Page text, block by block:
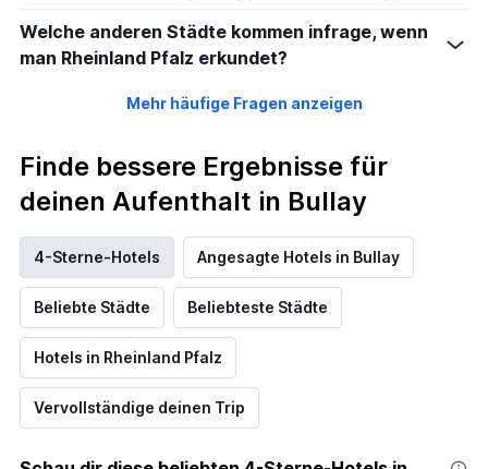
Welche anderen Städte kommen infrage, wenn
man Rheinland Pfalz erkundet?
Mehr häufige Fragen anzeigen
Finde bessere Ergebnisse für
deinen Aufenthalt in Bullay
4-Sterne-Hotels Angesagte Hotels in Bullay
Beliebte Städte Beliebteste Städte
Hotels in Rheinland Pfalz
Vervollständige deinen Trip